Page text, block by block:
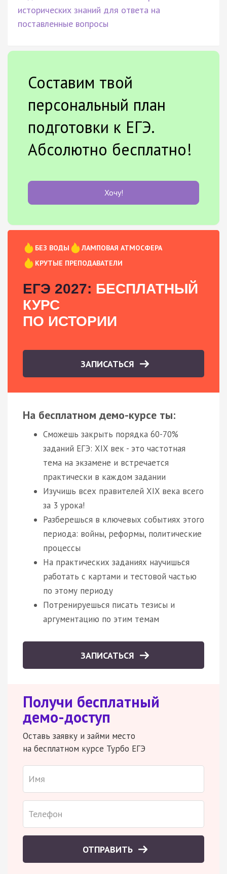
исторических знаний для ответа на
поставленные вопросы
Составим твой
персональный план
подготовки к ЕГЭ.
Абсолютно бесплатно!
Хочу!
БЕЗ ВОДЫ
ЛАМПОВАЯ АТМОСФЕРА
КРУТЫЕ ПРЕПОДАВАТЕЛИ
ЕГЭ 2027: БЕСПЛАТНЫЙ
КУРС
ПО ИСТОРИИ
ЗАПИСАТЬСЯ
На бесплатном демо-курсе ты:
Сможешь закрыть порядка 60-70%
заданий ЕГЭ: XIX век - это частотная
тема на экзамене и встречается
практически в каждом задании
Изучишь всех правителей XIX века всего
за 3 урока!
Разберешься в ключевых событиях этого
периода: войны, реформы, политические
процессы
На практических заданиях научишься
работать с картами и тестовой частью
по этому периоду
Потренируешься писать тезисы и
аргументацию по этим темам
ЗАПИСАТЬСЯ
Получи бесплатный
демо-доступ
Оставь заявку и займи место
на бесплатном курсе Турбо ЕГЭ
ОТПРАВИТЬ